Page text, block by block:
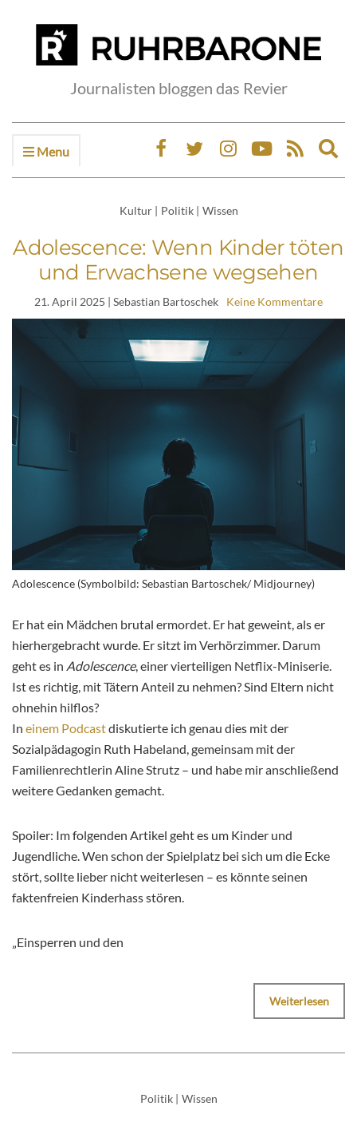
Journalisten bloggen das Revier
Menu
Kultur | Politik | Wissen
Adolescence: Wenn Kinder töten
und Erwachsene wegsehen
21. April 2025 | Sebastian Bartoschek Keine Kommentare
Adolescence (Symbolbild: Sebastian Bartoschek/ Midjourney)
Er hat ein Mädchen brutal ermordet. Er hat geweint, als er
hierhergebracht wurde. Er sitzt im Verhörzimmer. Darum
geht es in Adolescence, einer vierteiligen Netflix-Miniserie.
Ist es richtig, mit Tätern Anteil zu nehmen? Sind Eltern nicht
ohnehin hilflos?
In einem Podcastdiskutierte ich genau dies mit der
Sozialpädagogin Ruth Habeland, gemeinsam mit der
Familienrechtlerin Aline Strutz – und habe mir anschließend
weitere Gedanken gemacht.
Spoiler: Im folgenden Artikel geht es um Kinder und
Jugendliche. Wen schon der Spielplatz bei sich um die Ecke
stört, sollte lieber nicht weiterlesen – es könnte seinen
faktenfreien Kinderhass stören.
„Einsperren und den
Weiterlesen
Politik | Wissen